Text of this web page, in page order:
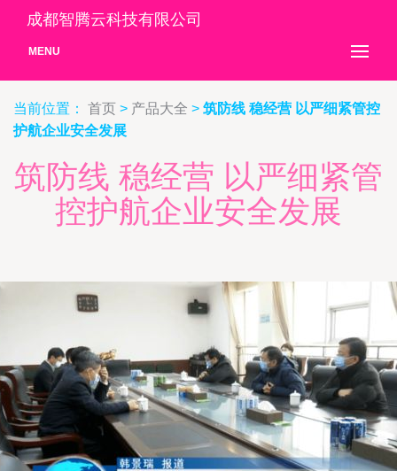
成都智腾云科技有限公司
MENU
当前位置： 首页 > 产品大全 > 筑防线 稳经营 以严细紧管控
护航企业安全发展
筑防线 稳经营 以严细紧管
控护航企业安全发展